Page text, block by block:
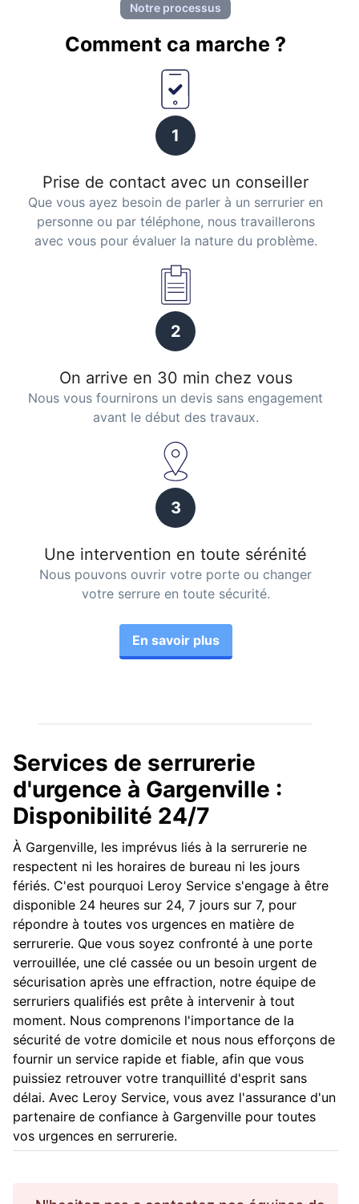
Notre processus
Comment ca marche ?
1
Prise de contact avec un conseiller
Que vous ayez besoin de parler à un serrurier en
personne ou par téléphone, nous travaillerons
avec vous pour évaluer la nature du problème.
2
On arrive en 30 min chez vous
Nous vous fournirons un devis sans engagement
avant le début des travaux.
3
Une intervention en toute sérénité
Nous pouvons ouvrir votre porte ou changer
votre serrure en toute sécurité.
En savoir plus
Services de serrurerie
d'urgence à Gargenville :
Disponibilité 24/7
À Gargenville, les imprévus liés à la serrurerie ne
respectent ni les horaires de bureau ni les jours
fériés. C'est pourquoi Leroy Service s'engage à être
disponible 24 heures sur 24, 7 jours sur 7, pour
répondre à toutes vos urgences en matière de
serrurerie. Que vous soyez confronté à une porte
verrouillée, une clé cassée ou un besoin urgent de
sécurisation après une effraction, notre équipe de
serruriers qualifiés est prête à intervenir à tout
moment. Nous comprenons l'importance de la
sécurité de votre domicile et nous nous efforçons de
fournir un service rapide et fiable, afin que vous
puissiez retrouver votre tranquillité d'esprit sans
délai. Avec Leroy Service, vous avez l'assurance d'un
partenaire de confiance à Gargenville pour toutes
vos urgences en serrurerie.